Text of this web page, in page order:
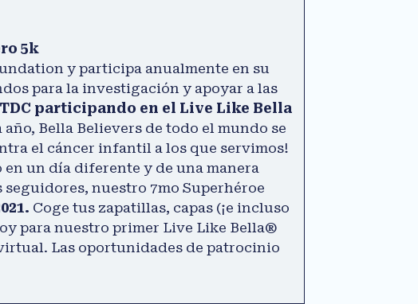
5k
y participa anualmente en su
para la investigación y apoyar a las
participando en el Live Like Bella
Bella Believers de todo el mundo se
el cáncer infantil a los que servimos!
en un día diferente y de una manera
nuestro 7mo Superhéroe
Coge tus zapatillas, capas (¡e incluso
para nuestro primer Live Like Bella®
Las oportunidades de patrocinio